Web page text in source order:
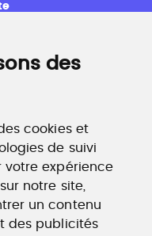
des
cookies et
de suivi
votre expérience
notre site,
un contenu
des publicités
784.000 visites et
aux métiers